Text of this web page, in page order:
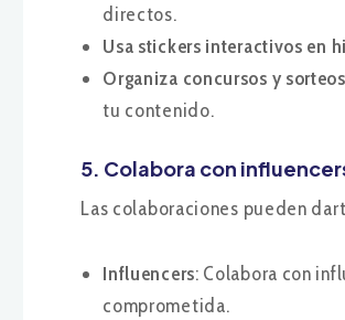
directos.
Usa stickers interactivos en
Organiza concursos y sorteos
tu contenido.
5. Colabora con
Las colaboraciones pueden
Influencers: Colabora con
comprometida.